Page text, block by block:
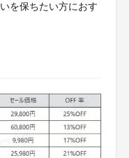
を保ちたい方におす